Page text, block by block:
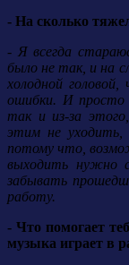
- На сколько
- Я всегда
было не так, и на
холодной
ошибки. И просто
так и из-за
этим не
потому что,
выходить нужно
забывать
работу.
- Что помогает
музыка играет в